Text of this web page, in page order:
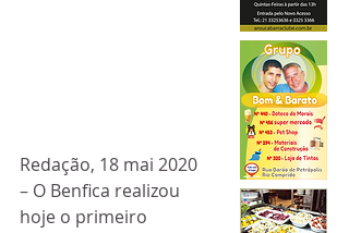
Redação, 18 mai 2020
– O Benfica realizou
hoje o primeiro